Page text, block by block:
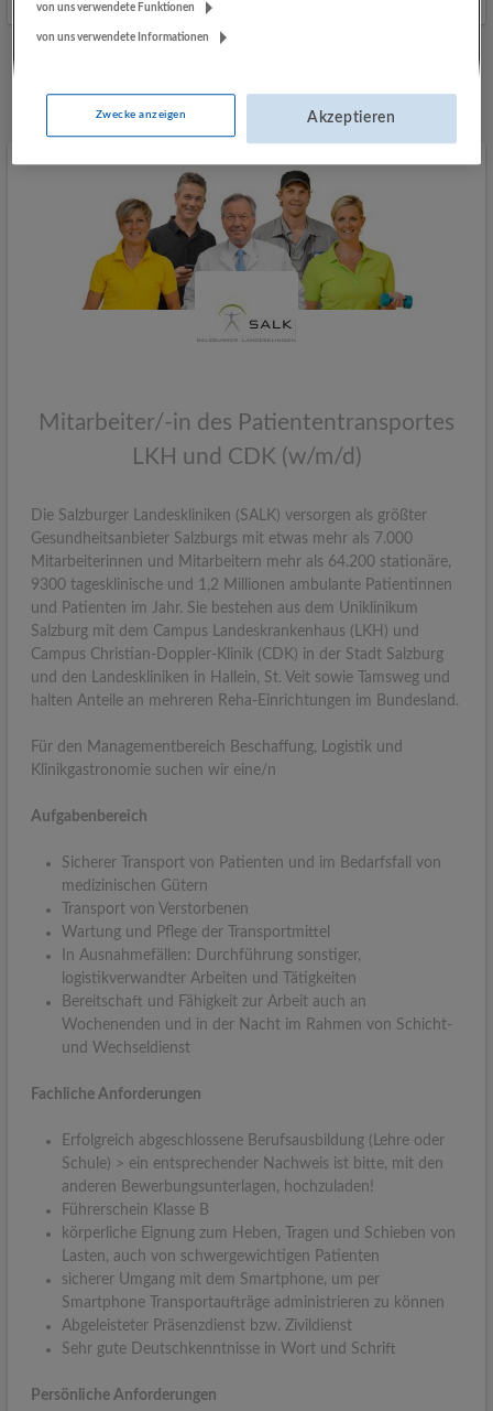
Mitarbeiter/-in des Patiententransportes
LKH und CDK (w/m/d)
Die Salzburger Landeskliniken (SALK) versorgen als größter
Gesundheitsanbieter Salzburgs mit etwas mehr als 7.000
Mitarbeiterinnen und Mitarbeitern mehr als 64.200 stationäre,
9300 tagesklinische und 1,2 Millionen ambulante Patientinnen
und Patienten im Jahr. Sie bestehen aus dem Uniklinikum
Salzburg mit dem Campus Landeskrankenhaus (LKH) und
Campus Christian-Doppler-Klinik (CDK) in der Stadt Salzburg
und den Landeskliniken in Hallein, St. Veit sowie Tamsweg und
halten Anteile an mehreren Reha-Einrichtungen im Bundesland.
Für den Managementbereich Beschaffung, Logistik und
Klinikgastronomie suchen wir eine/n
Aufgabenbereich
Sicherer Transport von Patienten und im Bedarfsfall von
medizinischen Gütern
Transport von Verstorbenen
Wartung und Pflege der Transportmittel
In Ausnahmefällen: Durchführung sonstiger,
logistikverwandter Arbeiten und Tätigkeiten
Bereitschaft und Fähigkeit zur Arbeit auch an
Wochenenden und in der Nacht im Rahmen von Schicht-
und Wechseldienst
Fachliche Anforderungen
Erfolgreich abgeschlossene Berufsausbildung (Lehre oder
Schule) > ein entsprechender Nachweis ist bitte, mit den
anderen Bewerbungsunterlagen, hochzuladen!
Führerschein Klasse B
körperliche Eignung zum Heben, Tragen und Schieben von
Lasten, auch von schwergewichtigen Patienten
sicherer Umgang mit dem Smartphone, um per
Smartphone Transportaufträge administrieren zu können
Abgeleisteter Präsenzdienst bzw. Zivildienst
Sehr gute Deutschkenntnisse in Wort und Schrift
Persönliche Anforderungen
von uns verwendete Funktionen
von uns verwendete Informationen
Zwecke anzeigen Akzeptieren